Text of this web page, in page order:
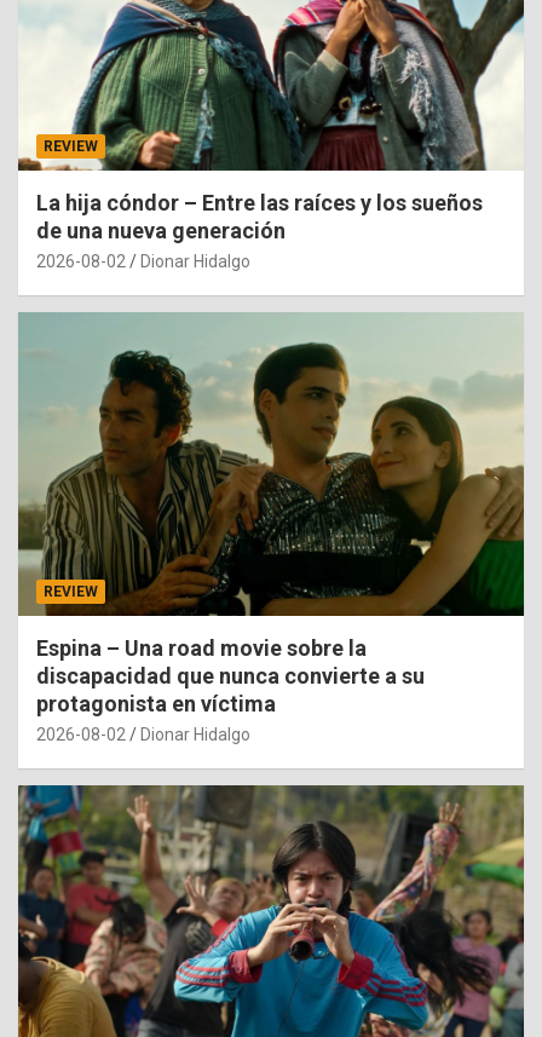
REVIEW
La hija cóndor – Entre las raíces y los sueños
de una nueva generación
2026-08-02 Dionar Hidalgo
REVIEW
Espina – Una road movie sobre la
discapacidad que nunca convierte a su
protagonista en víctima
2026-08-02 Dionar Hidalgo